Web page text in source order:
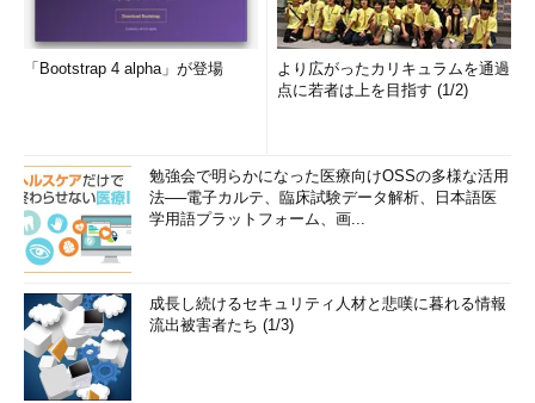
「Bootstrap 4 alpha」が登場
より広がったカリキュラムを通過
点に若者は上を目指す (1/2)
勉強会で明らかになった医療向けOSSの多様な活用
法──電子カルテ、臨床試験データ解析、日本語医
学用語プラットフォーム、画...
成長し続けるセキュリティ人材と悲嘆に暮れる情報
流出被害者たち (1/3)